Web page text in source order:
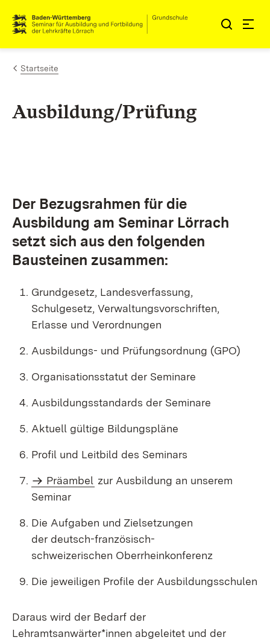
Zum Inhalt springen
Link zur Startseite
Startseite
Ausbildung/Prüfung
Der Bezugsrahmen für die
Ausbildung am Seminar Lörrach
setzt sich aus den folgenden
Bausteinen zusammen:
Grundgesetz, Landesverfassung,
Schulgesetz, Verwaltungsvorschriften,
Erlasse und Verordnungen
Ausbildungs- und Prüfungsordnung (GPO)
Organisationsstatut der Seminare
Ausbildungsstandards der Seminare
Aktuell gültige Bildungspläne
Profil und Leitbild des Seminars
Präambel zur Ausbildung an unserem
Seminar
Die Aufgaben und Zielsetzungen
der deutsch-französisch-
schweizerischen Oberrheinkonferenz
Die jeweiligen Profile der Ausbildungsschulen
Daraus wird der Bedarf der
Lehramtsanwärter*innen abgeleitet und der